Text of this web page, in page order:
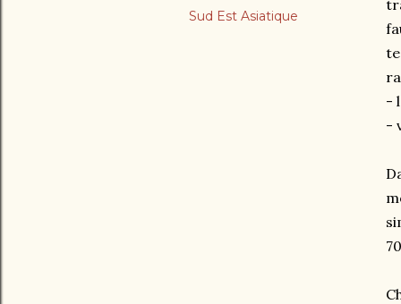
Sud Est Asiatique
-
-